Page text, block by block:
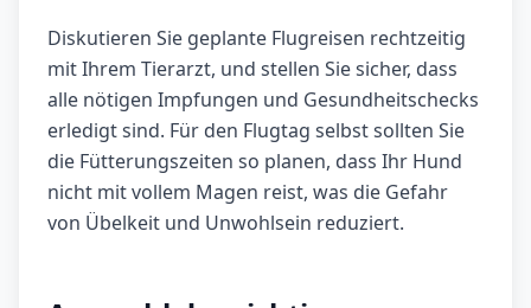
Diskutieren Sie geplante Flugreisen rechtzeitig
mit Ihrem Tierarzt, und stellen Sie sicher, dass
alle nötigen Impfungen und Gesundheitschecks
erledigt sind. Für den Flugtag selbst sollten Sie
die Fütterungszeiten so planen, dass Ihr Hund
nicht mit vollem Magen reist, was die Gefahr
von Übelkeit und Unwohlsein reduziert.